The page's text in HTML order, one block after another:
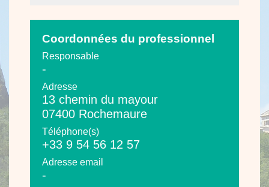
Coordonnées du professionnel
Responsable
-
Adresse
13 chemin du mayour
07400 Rochemaure
Téléphone(s)
+33 9 54 56 12 57
Adresse email
-